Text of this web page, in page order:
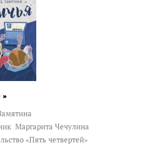
»
Маргарита Чечулина
«Пять четвертей»